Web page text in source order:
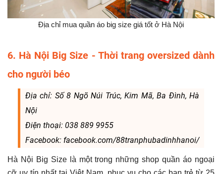
Địa chỉ mua quần áo big size giá tốt ở Hà Nội
6. Hà Nội Big Size - Thời trang oversized dành
cho người béo
Địa chỉ: Số 8 Ngõ Núi Trúc, Kim Mã, Ba Đình, Hà
Nội
Điện thoại: 038 889 9955
Facebook: facebook.com/88tranphubadinhhanoi/
Hà Nội Big Size là một trong những shop quần áo ngoại